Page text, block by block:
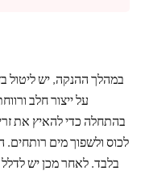
במהלך ההנקה, יש ליטול
על ייצור חלב
לכוס ולשפוך מים
בלבד. לאחר מכן יש